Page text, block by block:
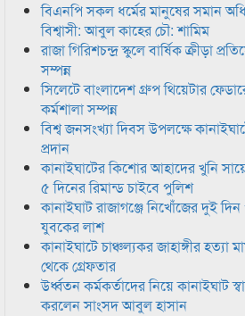
বিএনপি সকল ধর্মের মানুষের সমান
বিশ্বাসী: আবুল কাহের চৌ: শামিম
রাজা গিরিশচন্দ্র স্কুলে বার্ষিক ক্রীড়া
সম্পন্ন
সিলেটে বাংলাদেশ গ্রুপ থিয়েটার
কর্মশালা সম্পন্ন
বিশ্ব জনসংখ্যা দিবস উপলক্ষে
প্রদান
কানাইঘাটের কিশোর আহাদের খুনি
৫ দিনের রিমান্ড চাইবে পুলিশ
কানাইঘাট রাজাগঞ্জে নিখোঁজের দুই
যুবকের লাশ
কানাইঘাটে চাঞ্চল্যকর জাহাঙ্গীর
থেকে গ্রেফতার
উর্ধ্বতন কর্মকর্তাদের নিয়ে কানাইঘাট
করলেন সাংসদ আবুল হাসান